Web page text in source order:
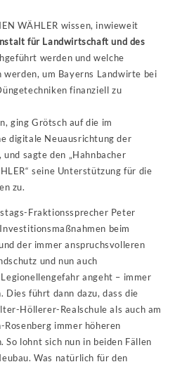
WÄHLER wissen, inwieweit
für Landwirtschaft und des
werden und welche
werden, um Bayerns Landwirte bei
finanziell zu
ging Grötsch auf die im
digitale Neuausrichtung der
und sagte den „Hahnbacher
seine Unterstützung für die
zu.
Fraktionssprecher Peter
beim
der immer anspruchsvolleren
und nun auch
angeht – immer
Dies führt dann dazu, dass die
Höllerer-Realschule als auch am
Rosenberg immer höheren
So lohnt sich nun in beiden Fällen
Was natürlich für den